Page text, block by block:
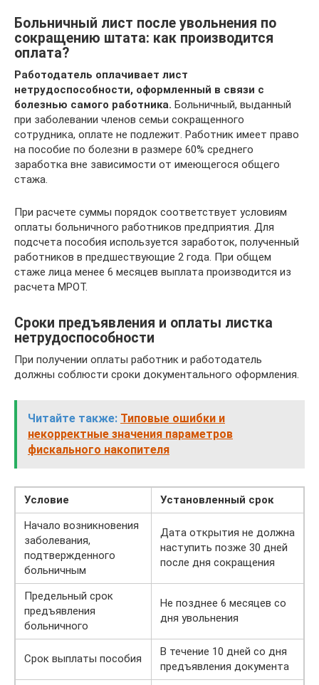
Больничный лист после увольнения по
сокращению штата: как производится
оплата?
Работодатель оплачивает лист
нетрудоспособности, оформленный в связи с
болезнью самого работника. Больничный, выданный
при заболевании членов семьи сокращенного
сотрудника, оплате не подлежит. Работник имеет право
на пособие по болезни в размере 60% среднего
заработка вне зависимости от имеющегося общего
стажа.
При расчете суммы порядок соответствует условиям
оплаты больничного работников предприятия. Для
подсчета пособия используется заработок, полученный
работников в предшествующие 2 года. При общем
стаже лица менее 6 месяцев выплата производится из
расчета МРОТ.
Сроки предъявления и оплаты листка
нетрудоспособности
При получении оплаты работник и работодатель
должны соблюсти сроки документального оформления.
Читайте также: Типовые ошибки и
некорректные значения параметров
фискального накопителя
Условие
Установленный срок
Начало возникновения
заболевания,
подтвержденного
больничным
Дата открытия не должна
наступить позже 30 дней
после дня сокращения
Предельный срок
предъявления
больничного
Не позднее 6 месяцев со
дня увольнения
Срок выплаты пособия
В течение 10 дней со дня
предъявления документа